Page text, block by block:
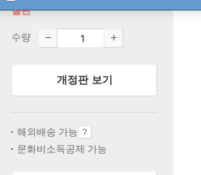
절판
수량
개정판 보기
해외배송 가능
문화비소득공제 가능